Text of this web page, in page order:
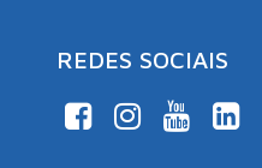
REDES SOCIAIS